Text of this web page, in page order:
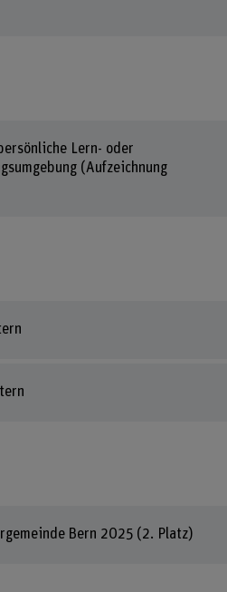
Lern- oder
(Aufzeichnung
Bern 2025 (2. Platz)